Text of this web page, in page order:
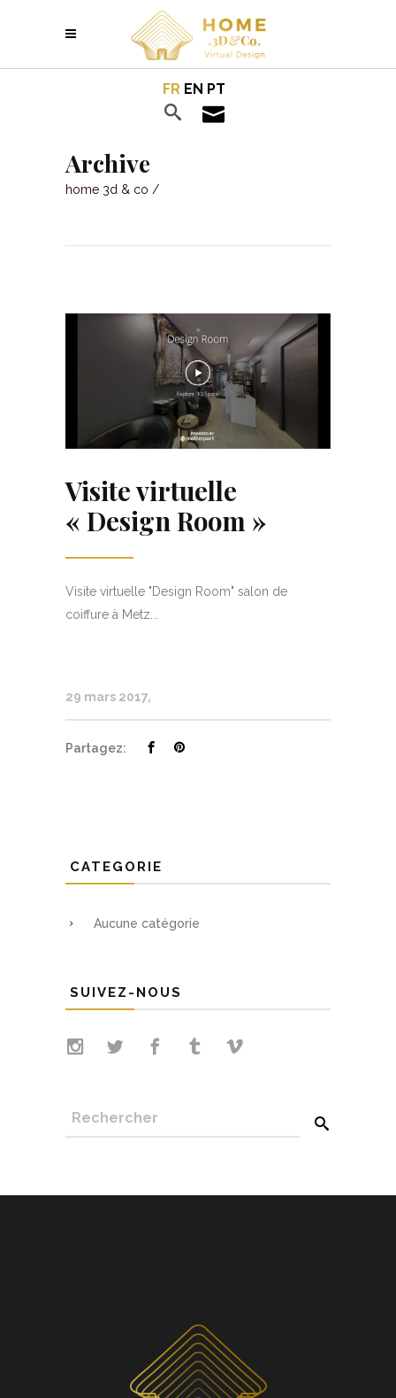
FR EN PT
Archive
home 3d & co /
Visite virtuelle
« Design Room »
Visite virtuelle "Design Room" salon de
coiffure à Metz...
29 mars 2017
Partagez:
CATEGORIE
Aucune catégorie
SUIVEZ-NOUS